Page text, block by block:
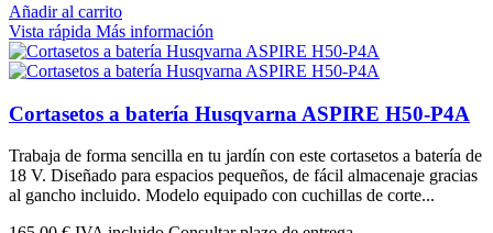
Añadir al carrito
Vista rápida Más información
Cortasetos a batería Husqvarna ASPIRE H50-P4A
Trabaja de forma sencilla en tu jardín con este cortasetos a batería de
18 V. Diseñado para espacios pequeños, de fácil almacenaje gracias
al gancho incluido. Modelo equipado con cuchillas de corte...